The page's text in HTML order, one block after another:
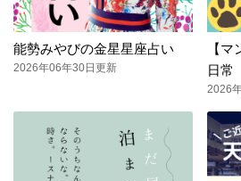
能勢みやびの金星星座占い
2026年06年30日更新
【
日常
2026